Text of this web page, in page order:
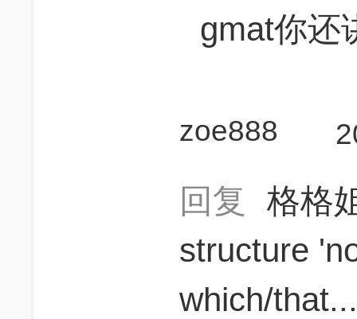
gmat你还
zoe888
回复
格格
structure
which/